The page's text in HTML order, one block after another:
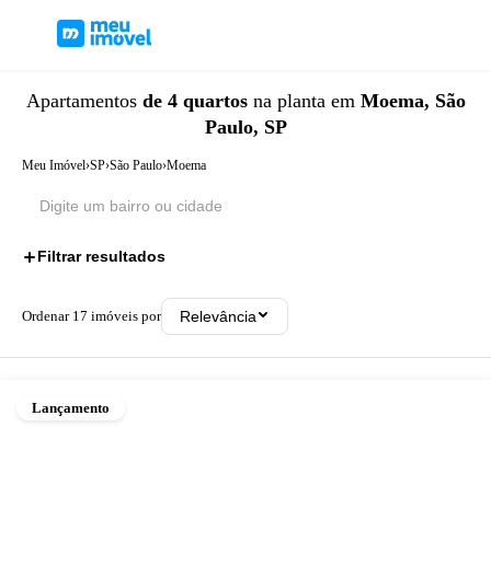
Apartamentos de 4 quartosna planta em Moema, São
Paulo, SP
Meu Imóvel›SP›São Paulo›Moema
Filtrar resultados
Ordenar 17 imóveis por Relevância
Lançamento